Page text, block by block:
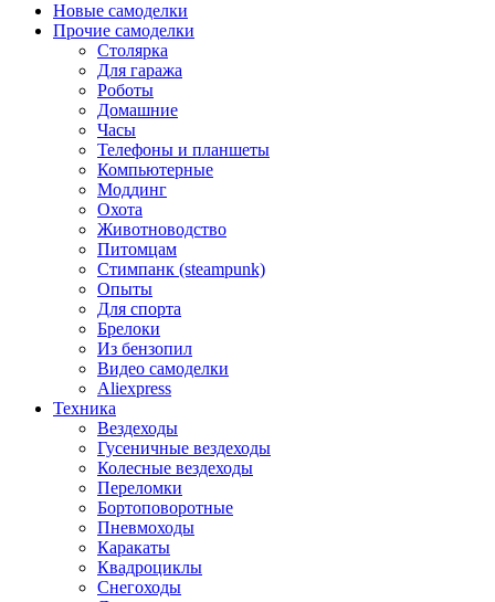
Новые самоделки
Прочие самоделки
Столярка
Для гаража
Роботы
Домашние
Часы
Телефоны и планшеты
Компьютерные
Моддинг
Охота
Животноводство
Питомцам
Стимпанк (steampunk)
Опыты
Для спорта
Брелоки
Из бензопил
Видео самоделки
Aliexpress
Техника
Вездеходы
Гусеничные вездеходы
Колесные вездеходы
Переломки
Бортоповоротные
Пневмоходы
Каракаты
Квадроциклы
Снегоходы